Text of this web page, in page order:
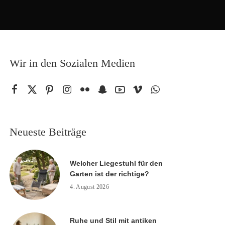
Wir in den Sozialen Medien
Neueste Beiträge
Welcher Liegestuhl für den
Garten ist der richtige?
4. August 2026
Ruhe und Stil mit antiken